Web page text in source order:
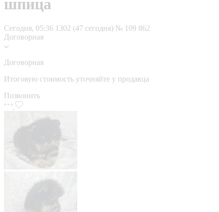
шпица
Сегодня, 05:36 1302 (47 сегодня) № 109 862
Договорная
Договорная
Итоговую стоимость уточняйте у продавца
Позвонить